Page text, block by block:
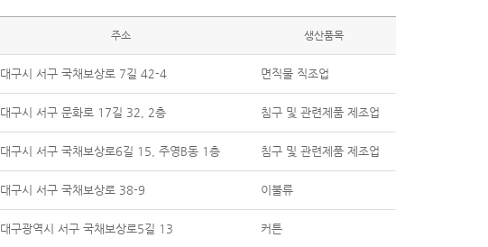
주소 생산품목
대구시 서구 국채보상로 7길 42-4 면직물 직조업
대구시 서구 문화로 17길 32, 2층 침구 및 관련제품 제조업
대구시 서구 국채보상로6길 15, 주영B동 1층 침구 및 관련제품 제조업
대구시 서구 국채보상로 38-9 이불류
대구광역시 서구 국채보상로5길 13 커튼